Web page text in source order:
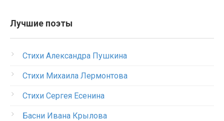
Лучшие поэты
Стихи Александра Пушкина
Стихи Михаила Лермонтова
Стихи Сергея Есенина
Басни Ивана Крылова